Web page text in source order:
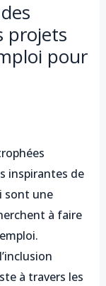
projets
pour
inspirantes de
sont une
à faire
à travers les